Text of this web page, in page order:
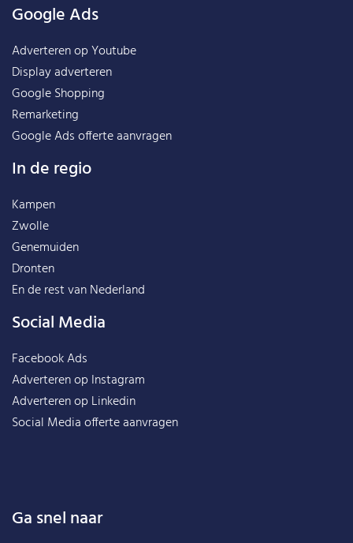
Google Ads
Adverteren op Youtube
Display adverteren
Google Shopping
Remarketing
Google Ads offerte aanvragen
In de regio
Kampen
Zwolle
Genemuiden
Dronten
En de rest vanNederland
Social Media
Facebook Ads
Adverteren op Instagram
Adverteren op Linkedin
Social Media offerte aanvragen
Ga snel naar